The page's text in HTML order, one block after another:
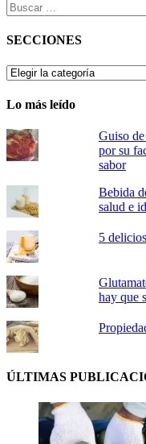
Buscar:
SECCIONES
SECCIONES
Lo más leído
Guiso
por su
sabor
Bebida
salud e
5
hay que
ÚLTIMAS